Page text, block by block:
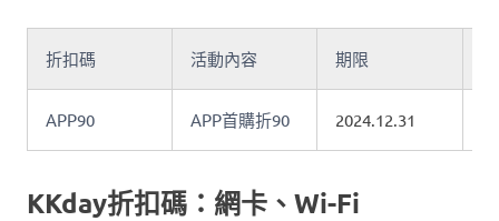
折扣碼 活動內容 期限
APP90 APP首購折90 2024.12.31
KKday折扣碼：網卡、Wi-Fi